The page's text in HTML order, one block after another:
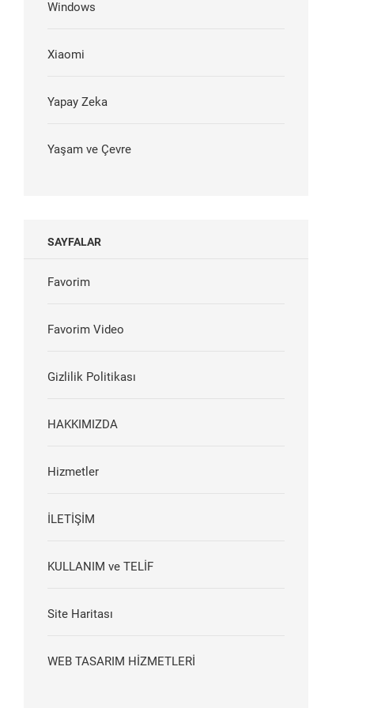
Windows
Xiaomi
Yapay Zeka
Yaşam ve Çevre
SAYFALAR
Favorim
Favorim Video
Gizlilik Politikası
HAKKIMIZDA
Hizmetler
İLETİŞİM
KULLANIM ve TELİF
Site Haritası
WEB TASARIM HİZMETLERİ